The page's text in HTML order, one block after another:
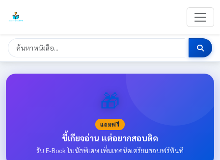
🎁
แถมฟรี
ขี้เกียจอ่าน แต่อยากสอบติด
รับ E-Book โบนัสพิเศษ เพิ่มเทคนิคเตรียมสอบฟรีทันที